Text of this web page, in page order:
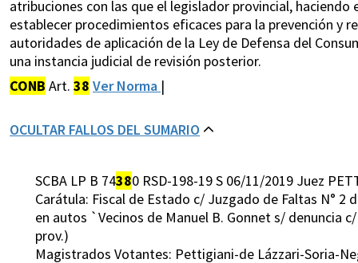
atribuciones con las que el legislador provincial,
establecer procedimientos eficaces para la prevención y
autoridades de aplicación de la Ley de Defensa del
una instancia judicial de revisión posterior.
CONB Art. 38 Ver Norma |
OCULTAR FALLOS DEL SUMARIO
SCBA LP B 74380 RSD-198-19 S 06/11/2019 Juez
Carátula: Fiscal de Estado c/ Juzgado de Faltas N°
en autos `Vecinos de Manuel B. Gonnet s/ denuncia
prov.)
Magistrados Votantes: Pettigiani-de Lázzari-Soria-